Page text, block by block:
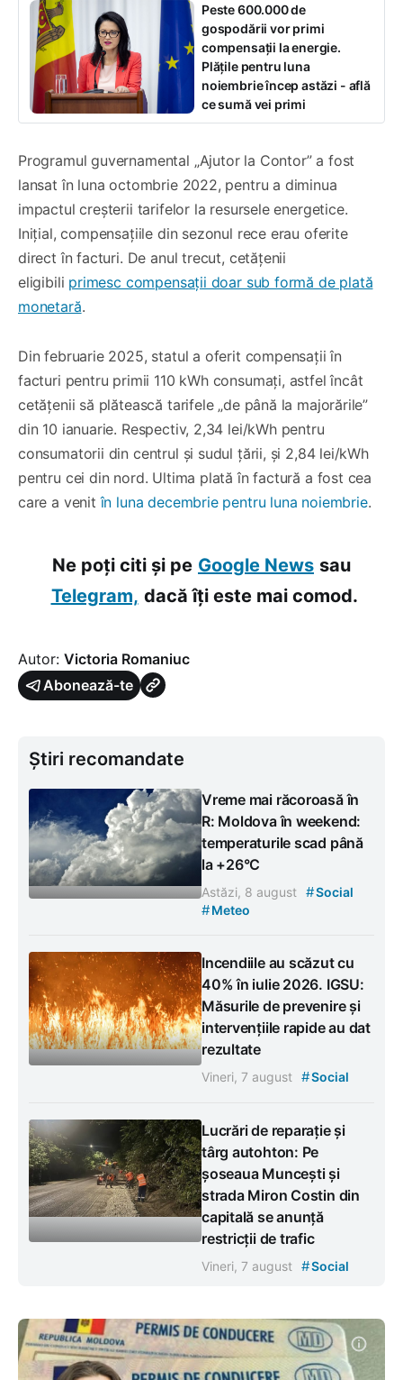
Peste 600.000 de
gospodării vor primi
compensații la energie.
Plățile pentru luna
noiembrie încep astăzi - află
ce sumă vei primi
Programul guvernamental „Ajutor la Contor” a fost
lansat în luna octombrie 2022, pentru a diminua
impactul creșterii tarifelor la resursele energetice.
Inițial, compensațiile din sezonul rece erau oferite
direct în facturi. De anul trecut, cetățenii
eligibili primesc compensații doar sub formă de plată
monetară.
Din februarie 2025, statul a oferit compensații în
facturi pentru primii 110 kWh consumați, astfel încât
cetățenii să plătească tarifele „de până la majorările”
din 10 ianuarie. Respectiv, 2,34 lei/kWh pentru
consumatorii din centrul și sudul țării, și 2,84 lei/kWh
pentru cei din nord. Ultima plată în factură a fost cea
care a venitîn luna decembrie pentru luna noiembrie.
Ne poți citi și pe Google News sau
Telegram, dacă îți este mai comod.
Autor: Victoria Romaniuc
Abonează-te
Știri recomandate
Vreme mai răcoroasă în
R: Moldova în weekend:
temperaturile scad până
la +26°C
Astăzi, 8 august #Social
#Meteo
Incendiile au scăzut cu
40% în iulie 2026. IGSU:
Măsurile de prevenire și
intervențiile rapide au dat
rezultate
Vineri, 7 august #Social
Lucrări de reparație și
târg autohton: Pe
șoseaua Muncești și
strada Miron Costin din
capitală se anunță
restricții de trafic
Vineri, 7 august #Social